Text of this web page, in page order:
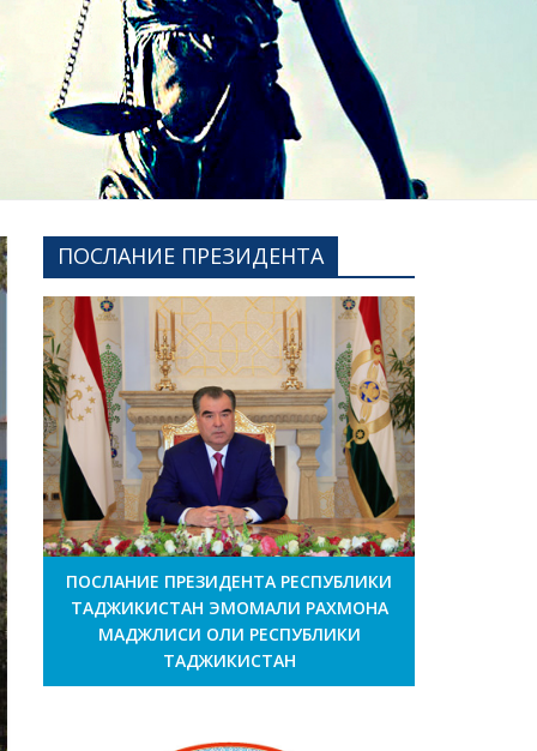
ПОСЛАНИЕ ПРЕЗИДЕНТА
ПОСЛАНИЕ ПРЕЗИДЕНТА РЕСПУБЛИКИ
ТАДЖИКИСТАН ЭМОМАЛИ РАХМОНА
МАДЖЛИСИ ОЛИ РЕСПУБЛИКИ
ТАДЖИКИСТАН